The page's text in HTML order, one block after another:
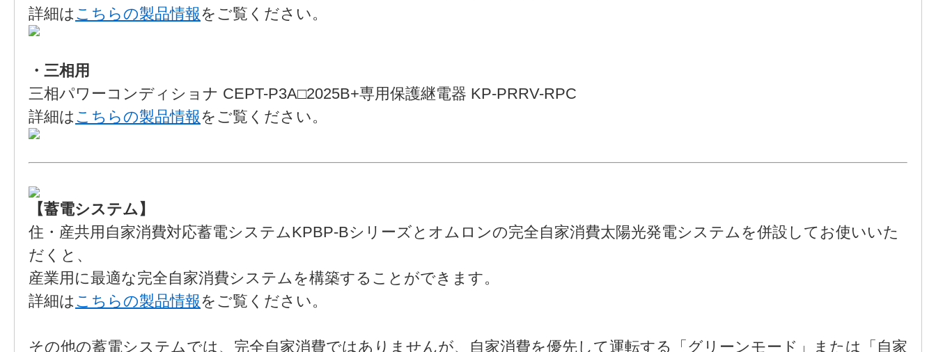
詳細は こちらの製品情報をご覧ください。
・三相用
三相パワーコンディショナ CEPT-P3A□2025B+専用保護継電器 KP-PRRV-RPC
詳細は こちらの製品情報をご覧ください。
【蓄電システム】
住・産共用自家消費対応蓄電システムKPBP-Bシリーズとオムロンの完全自家消費太陽光発電システムを併設してお使いいた
だくと、
産業用に最適な完全自家消費システムを構築することができます。
詳細は こちらの製品情報をご覧ください。
その他の蓄電システムでは、完全自家消費ではありませんが、自家消費を優先して運転する「グリーンモード」または「自家